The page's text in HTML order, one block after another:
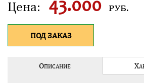
Цена: 43.000 руб.
ПОД ЗАКАЗ
ОПИСАНИЕ Х